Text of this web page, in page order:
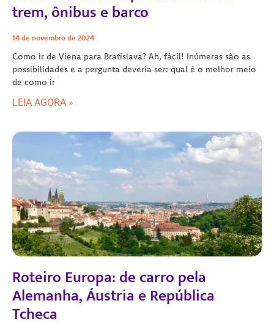
trem, ônibus e barco
14 de novembro de 2024
Como ir de Viena para Bratislava? Ah, fácil! Inúmeras são as
possibilidades e a pergunta deveria ser: qual é o melhor meio
de como ir
LEIA AGORA »
Roteiro Europa: de carro pela
Alemanha, Áustria e República
Tcheca